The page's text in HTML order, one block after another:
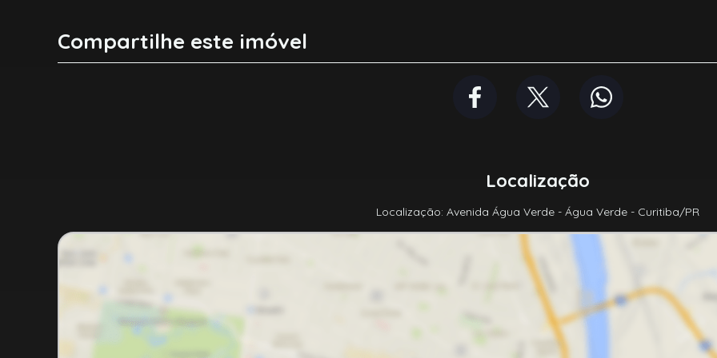
Compartilhe este imóvel
Localização
Localização: Avenida Água Verde - Água Verde - Curitiba/PR